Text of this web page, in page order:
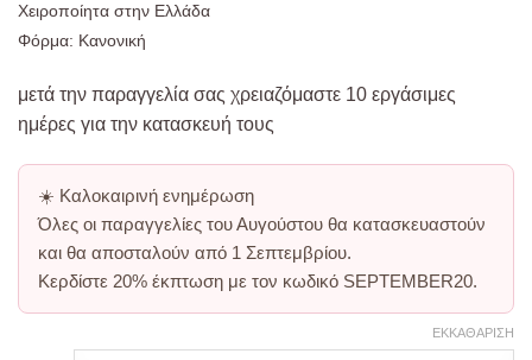
Χειροποίητα στην Ελλάδα
Φόρμα: Κανονική
μετά την παραγγελία σας χρειαζόμαστε 10 εργάσιμες
ημέρες για την κατασκευή τους
☀️ Καλοκαιρινή ενημέρωση
Όλες οι παραγγελίες του Αυγούστου θα κατασκευαστούν
και θα αποσταλούν από 1 Σεπτεμβρίου.
Κερδίστε 20% έκπτωση με τον κωδικό SEPTEMBER20.
ΕΚΚΑΘΆΡΙΣΗ